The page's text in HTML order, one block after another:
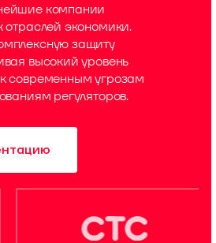
компании
экономики.
защиту
высокий уровень
современным угрозам
регуляторов.